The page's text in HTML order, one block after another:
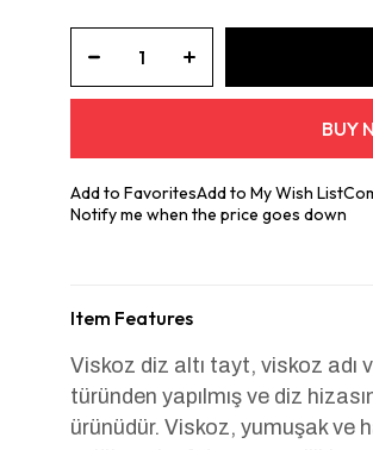
Add to FavoritesAdd to My Wish List
Notify me when the price goes down
Item Features
Viskoz diz altı tayt, viskoz adı
türünden yapılmış ve diz
ürünüdür. Viskoz, yumuşak ve